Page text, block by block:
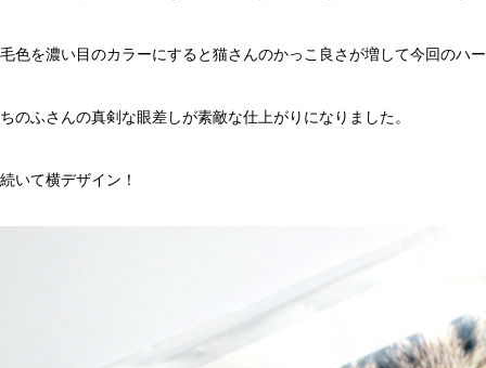
毛色を濃い目のカラーにすると猫さんのかっこ良さが増して今回のハ
ちのふさんの真剣な眼差しが素敵な仕上がりになりました。
続いて横デザイン！